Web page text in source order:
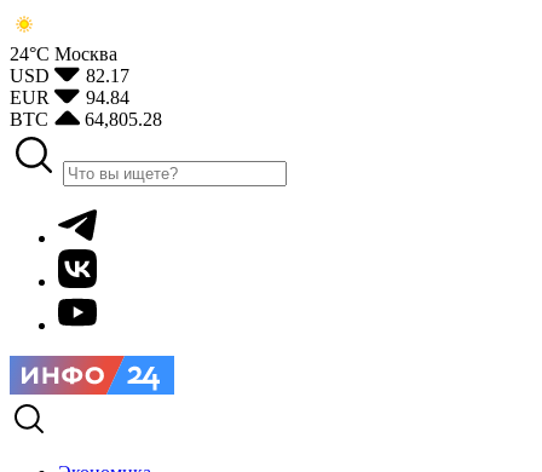
24°С Москва
USD
82.17
EUR
94.84
BTC
64,805.28